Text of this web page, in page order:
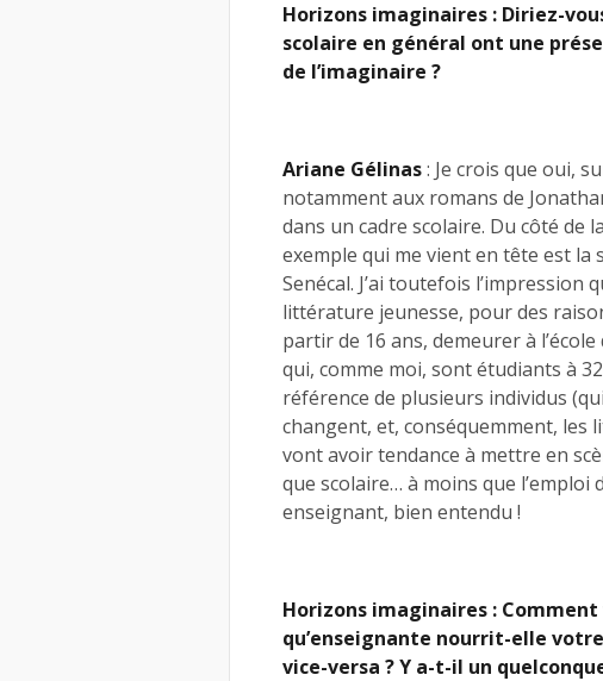
Horizons imaginaires : Diriez-
scolaire en général ont une
de l’imaginaire ?
Ariane Gélinas: Je crois que oui,
notamment aux romans de
dans un cadre scolaire. Du côté
exemple qui me vient en tête est la
Senécal. J’ai toutefois
littérature jeunesse, pour des
partir de 16 ans, demeurer à
qui, comme moi, sont étudiants à
référence de plusieurs individus
changent, et, conséquemment, les
vont avoir tendance à mettre en
que scolaire… à moins que l’emploi
enseignant, bien entendu !
Horizons imaginaires :
qu’enseignante nourrit-elle
vice-versa ? Y a-t-il un